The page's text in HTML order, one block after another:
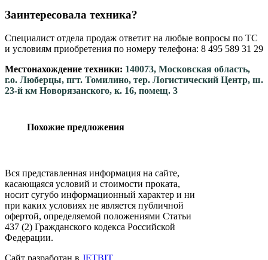
Заинтересовала техника?
Специалист отдела продаж ответит на любые вопросы по ТС
и условиям приобретения по номеру телефона: 8 495 589 31 29
Местонахождение техники: 140073, Московская область,
г.о. Люберцы, пгт. Томилино, тер. Логистический Центр, ш.
23-й км Новорязанского, к. 16, помещ. 3
Похожие предложения
Вся представленная информация на сайте,
касающаяся условий и стоимости проката,
носит сугубо информационный характер и ни
при каких условиях не является публичной
офертой, определяемой положениями Статьи
437 (2) Гражданского кодекса Российской
Федерации.
Сайт разработан в JETBIT